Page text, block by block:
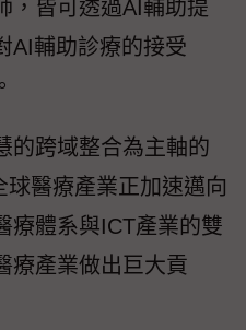
，皆可透過AI輔助提
AI輔助診療的接受
的跨域整合為主軸的
醫療產業正加速邁向
療體系與ICT產業的雙
療產業做出巨大貢